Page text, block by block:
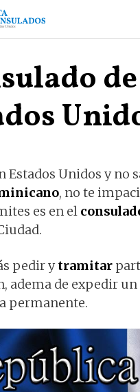
Estados Unidos y no
, no te
es en el
pedir ytramitar
adema de expedir
permanente.